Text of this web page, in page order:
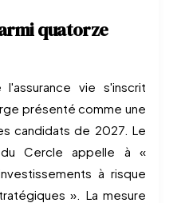
quatorze
vie s'inscrit
présenté comme une
candidats de 2027. Le
Cercle appelle à «
à risque
». La mesure